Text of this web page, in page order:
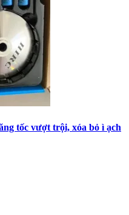
tốc vượt trội, xóa bỏ ì ạch